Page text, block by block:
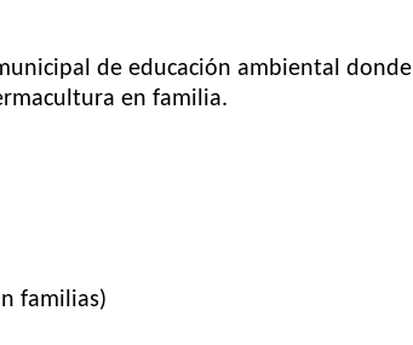
de educación ambiental donde
en familia.
familias)